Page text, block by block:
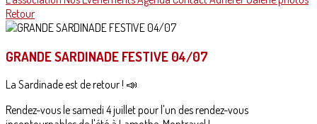
Retour
GRANDE SARDINADE FESTIVE 04/07
La Sardinade est de retour ! 📣
Rendez-vous le samedi 4 juillet pour l'un des rendez-vous